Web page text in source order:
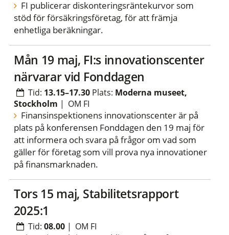
FI publicerar diskonteringsräntekurvor som
stöd för försäkringsföretag, för att främja
enhetliga beräkningar.
mån 19 maj, FI:s innovationscenter
närvarar vid Fonddagen
Tid: 13.15–17.30 Plats: Moderna museet,
Stockholm | OM FI
Finansinspektionens innovationscenter är på
plats på konferensen Fonddagen den 19 maj för
att informera och svara på frågor om vad som
gäller för företag som vill prova nya innovationer
på finansmarknaden.
tors 15 maj, Stabilitetsrapport
2025:1
Tid:08.00 | OM FI